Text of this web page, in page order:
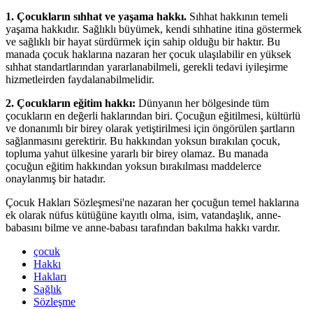
1. Çocukların sıhhat ve yaşama hakkı. Sıhhat hakkının temeli
yaşama hakkıdır. Sağlıklı büyümek, kendi sıhhatine itina göstermek
ve sağlıklı bir hayat sürdürmek için sahip olduğu bir haktır. Bu
manada çocuk haklarına nazaran her çocuk ulaşılabilir en yüksek
sıhhat standartlarından yararlanabilmeli, gerekli tedavi iyileşirme
hizmetleirden faydalanabilmelidir.
2. Çocukların eğitim hakkı: Dünyanın her bölgesinde tüm
çocukların en değerli haklarından biri. Çocuğun eğitilmesi, kültürlü
ve donanımlı bir birey olarak yetiştirilmesi için öngörülen şartların
sağlanmasını gerektirir. Bu hakkından yoksun bırakılan çocuk,
topluma yahut ülkesine yararlı bir birey olamaz. Bu manada
çocuğun eğitim hakkından yoksun bırakılması maddelerce
onaylanmış bir hatadır.
Çocuk Hakları Sözleşmesi'ne nazaran her çocuğun temel haklarına
ek olarak nüfus kütüğüne kayıtlı olma, isim, vatandaşlık, anne-
babasını bilme ve anne-babası tarafından bakılma hakkı vardır.
çocuk
Hakkı
Hakları
Sağlık
Sözleşme